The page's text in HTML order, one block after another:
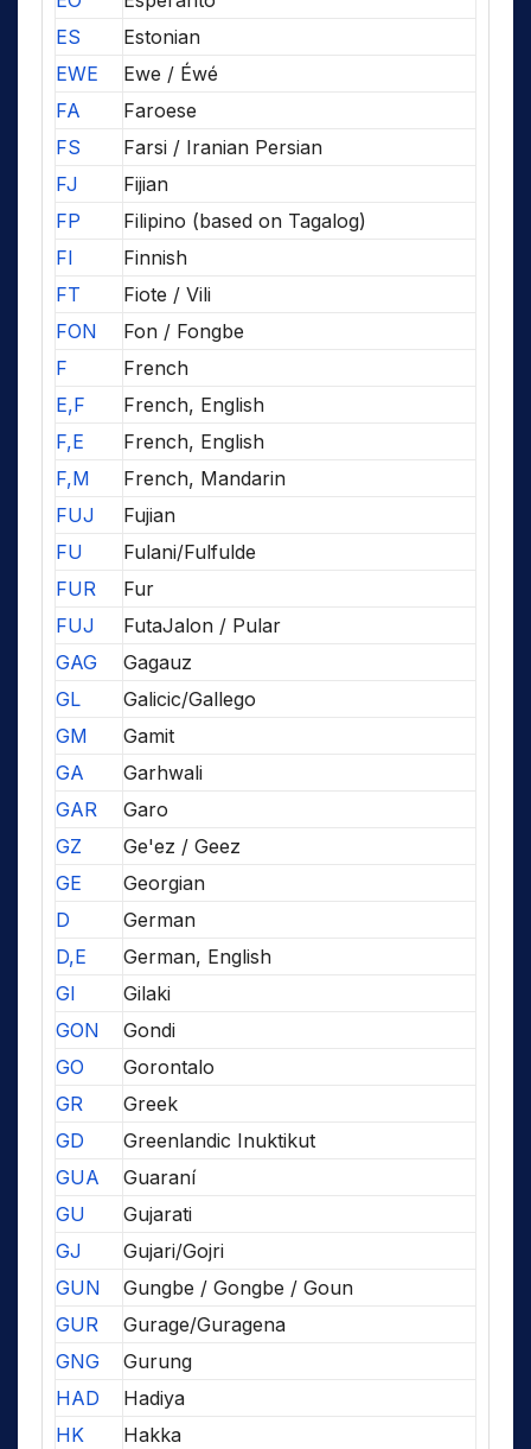
ES
Estonian
EWE
Ewe / Éwé
FA
Faroese
FS
Farsi / Iranian Persian
FJ
Fijian
FP
Filipino (based on Tagalog)
FI
Finnish
FT
Fiote / Vili
FON
Fon / Fongbe
F
French
E,F
French, English
F,E
French, English
F,M
French, Mandarin
FUJ
Fujian
FU
Fulani/Fulfulde
FUR
Fur
FUJ
FutaJalon / Pular
GAG
Gagauz
GL
Galicic/Gallego
GM
Gamit
GA
Garhwali
GAR
Garo
GZ
Ge'ez / Geez
GE
Georgian
D
German
D,E
German, English
GI
Gilaki
GON
Gondi
GO
Gorontalo
GR
Greek
GD
Greenlandic Inuktikut
GUA
Guaraní
GU
Gujarati
GJ
Gujari/Gojri
GUN
Gungbe / Gongbe / Goun
GUR
Gurage/Guragena
GNG
Gurung
HAD
Hadiya
HK
Hakka